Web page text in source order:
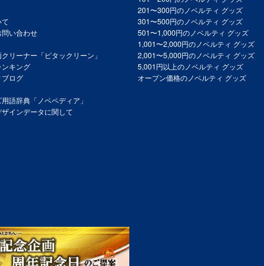
い合わせ
リーナー「ピタックリーン」
キング
ログ
語辞典「ノベペディア」
インデータに関して
201〜300円のノベルティ グッズ
301〜500円のノベルティ グッズ
501〜1,000円のノベルティ グッズ
1,001〜2,000円のノベルティ グッズ
2,001〜5,000円のノベルティ グッズ
5,001円以上のノベルティ グッズ
オープン価格のノベルティ グッズ